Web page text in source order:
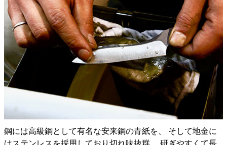
鋼には高級鋼として有名な安来鋼の青紙を、 そして地金に